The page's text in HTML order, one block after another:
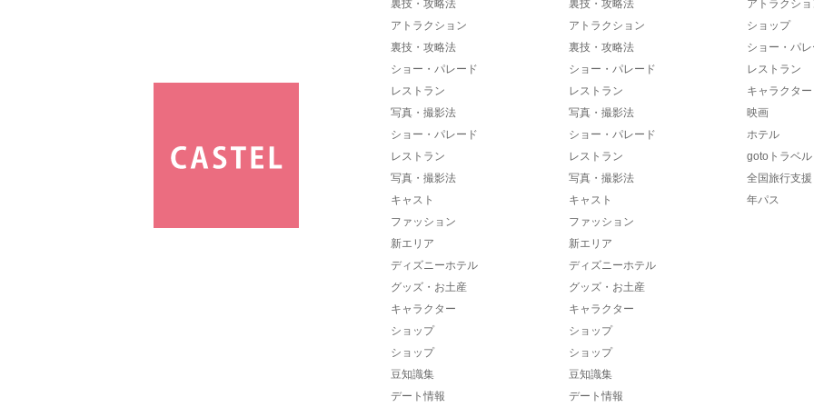
裏技・攻略法
アトラクション
裏技・攻略法
ショー・パレード
レストラン
写真・撮影法
ショー・パレード
レストラン
写真・撮影法
キャスト
ファッション
新エリア
ディズニーホテル
グッズ・お土産
キャラクター
ショップ
ショップ
豆知識集
デート情報
裏技・攻略法
アトラクション
裏技・攻略法
ショー・パレード
レストラン
写真・撮影法
ショー・パレード
レストラン
写真・撮影法
キャスト
ファッション
新エリア
ディズニーホテル
グッズ・お土産
キャラクター
ショップ
ショップ
豆知識集
デート情報
アトラクシ
ショップ
ショー・パ
レストラン
キャラクター
映画
ホテル
gotoトラベル
全国旅行支援
年パス